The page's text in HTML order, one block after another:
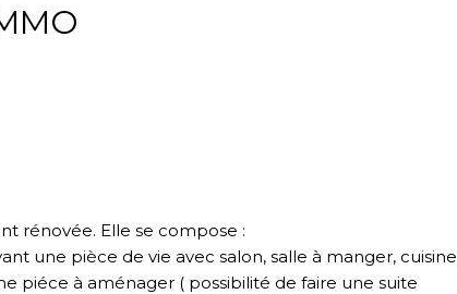
rénovée. Elle se compose :
une pièce de vie avec salon, salle à manger, cuisine
piéce à aménager ( possibilité de faire une suite